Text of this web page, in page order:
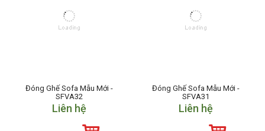
Đóng Ghế Sofa Mẫu Mới -
SFVA32
Liên hệ
Đóng Ghế Sofa Mẫu Mới -
SFVA31
Liên hệ